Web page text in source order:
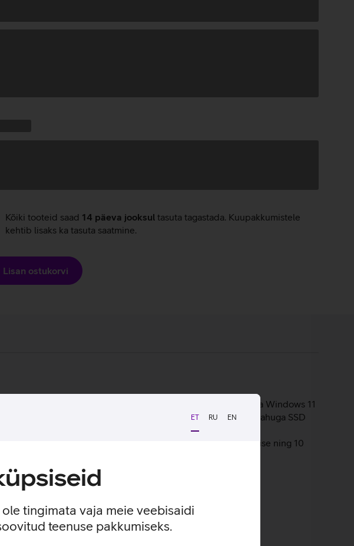
ET RU EN
tingimata vaja meie veebisaidi
teenuse pakkumiseks.
Kõiki tooteid saad 14 päeva jooksul tasuta tagastada. Kuupakkumistele
kehtib lisaks ka tasuta saatmine.
Lisan ostukorvi
ja tahvelarvuti parimad omadused. Tänu võimekale sisule ja Windows 11
tahvelarvuti formaadis. 16 GB põhimälu ning 512 GB mahuga SSD
Seadmel on 1440p Quad HD esikaamera Surface Studio
Hello näotuvastuskaamera tagab kiire ja turvalise sisselogimise ning 10